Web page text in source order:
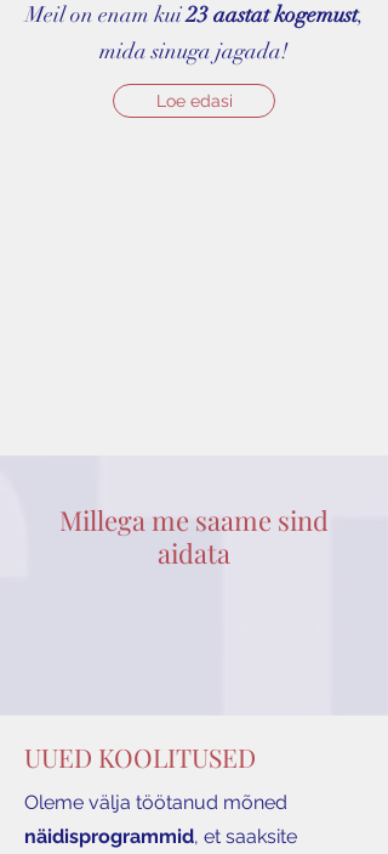
Meil on enam kui23 aastat kogemust,
mida sinuga jagada!
Loe edasi
Millega me saame sind
aidata
UUED KOOLITUSED
Oleme välja töötanud mõned
näidisprogrammid, et saaksite